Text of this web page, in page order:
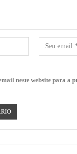
neste website para a